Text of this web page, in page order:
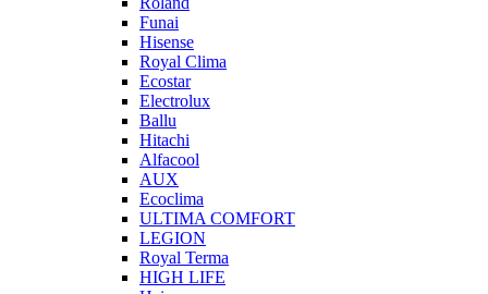
Funai
Hisense
Royal Clima
Ecostar
Electrolux
Ballu
Hitachi
Alfacool
AUX
Ecoclima
ULTIMA COMFORT
LEGION
Royal Terma
HIGH LIFE